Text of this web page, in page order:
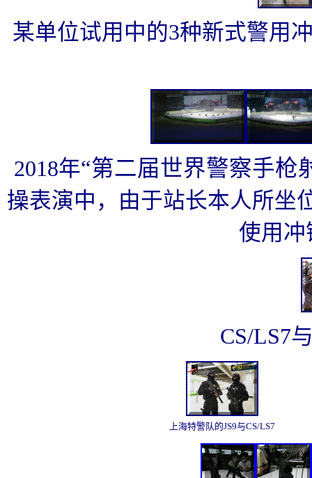
某单位试用中的3种新式警用
2018年“第二届世界警察手枪
操表演中，由于站长本人所坐
使用冲
CS/LS7
上海特警队的JS9与CS/LS7